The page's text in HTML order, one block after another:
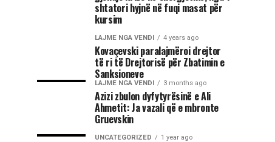
shtatori hyjnë në fuqi masat për
kursim
LAJME NGA VENDI 4 years ago
Kovaçevski paralajmëroi drejtor
të ri të Drejtorisë për Zbatimin e
Sanksioneve
LAJME NGA VENDI 3 months ago
Azizi zbulon dyfytyrësinë e Ali
Ahmetit: Ja vazali që e mbronte
Gruevskin
UNCATEGORIZED 1 year ago